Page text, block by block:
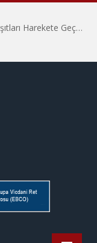
Hiroşima’nın 81. Yılında İtalyan Savaş Karşıtları Harekete Geçti: “Hatırlamak yeterli değil”